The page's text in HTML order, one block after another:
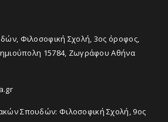
Φιλοσοφική Σχολή, 3ος όροφος,
15784, Ζωγράφου Αθήνα
Σπουδών: Φιλοσοφική Σχολή, 9ος